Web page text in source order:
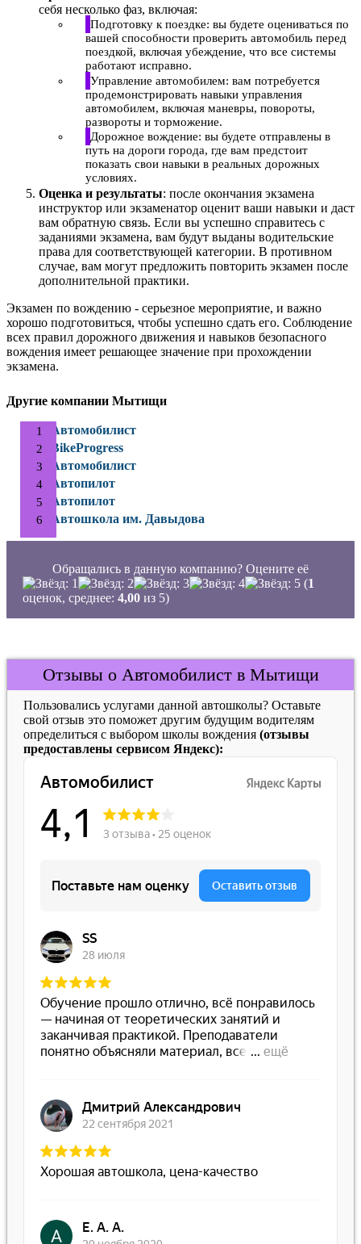
себя несколько фаз, включая:
Подготовку к поездке: вы будете оцениваться по
вашей способности проверить автомобиль перед
поездкой, включая убеждение, что все системы
работают исправно.
Управление автомобилем: вам потребуется
продемонстрировать навыки управления
автомобилем, включая маневры, повороты,
развороты и торможение.
Дорожное вождение: вы будете отправлены в
путь на дороги города, где вам предстоит
показать свои навыки в реальных дорожных
условиях.
Оценка и результаты: после окончания экзамена
инструктор или экзаменатор оценит ваши навыки и даст
вам обратную связь. Если вы успешно справитесь с
заданиями экзамена, вам будут выданы водительские
права для соответствующей категории. В противном
случае, вам могут предложить повторить экзамен после
дополнительной практики.
Экзамен по вождению - серьезное мероприятие, и важно
хорошо подготовиться, чтобы успешно сдать его. Соблюдение
всех правил дорожного движения и навыков безопасного
вождения имеет решающее значение при прохождении
экзамена.
Другие компании Мытищи
Автомобилист
BikeProgress
Автомобилист
Автопилот
Автопилот
Автошкола им. Давыдова
Обращались в данную компанию? Оцените её
(1
оценок, среднее: 4,00 из 5)
Отзывы о Автомобилист в Мытищи
Пользовались услугами данной автошколы? Оставьте
свой отзыв это поможет другим будущим водителям
определиться с выбором школы вождения (отзывы
предоставлены сервисом Яндекс):